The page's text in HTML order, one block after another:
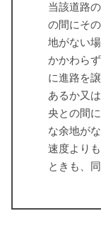
当該道路
の間にそ
地がない
かかわら
に進路を
あるか又
央との間
な余地が
速度より
ときも、